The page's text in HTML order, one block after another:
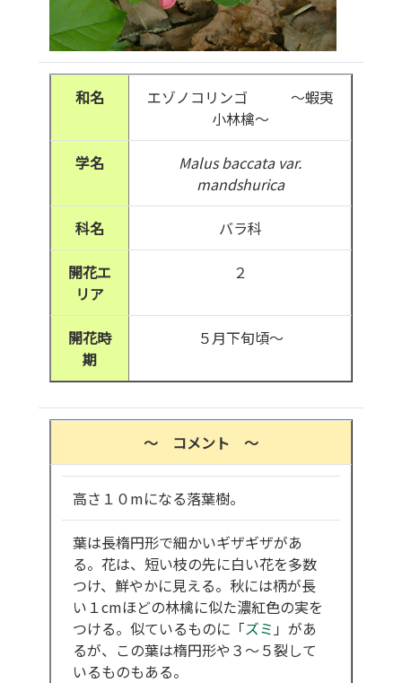
和名
エゾノコリンゴ ～蝦夷
小林檎～
学名
Malus baccata var.
mandshurica
科名 バラ科
開花エ
リア
２
開花時
期
５月下旬頃～
～ コメント ～
高さ１０mになる落葉樹。
葉は長楕円形で細かいギザギザがあ
る。花は、短い枝の先に白い花を多数
つけ、鮮やかに見える。秋には柄が長
い１cmほどの林檎に似た濃紅色の実を
つける。似ているものに「ズミ 」があ
るが、この葉は楕円形や３～５裂して
いるものもある。